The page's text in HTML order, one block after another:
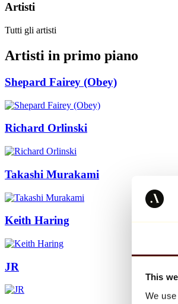
This
We
Artisti
Tutti gli artisti
Artisti in primo piano
Shepard Fairey (Obey)
Richard Orlinski
Takashi Murakami
Keith Haring
JR